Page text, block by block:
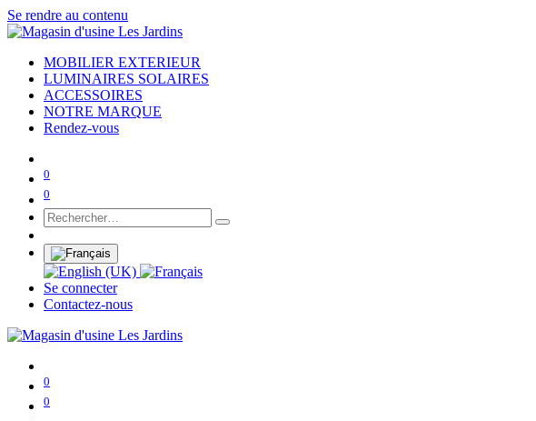
Se rendre au contenu
MOBILIER EXTERIEUR
LUMINAIRES SOLAIRES
ACCESSOIRES
NOTRE MARQUE
Rendez-vous
0
0
Se connecter
Contactez-nous
0
0